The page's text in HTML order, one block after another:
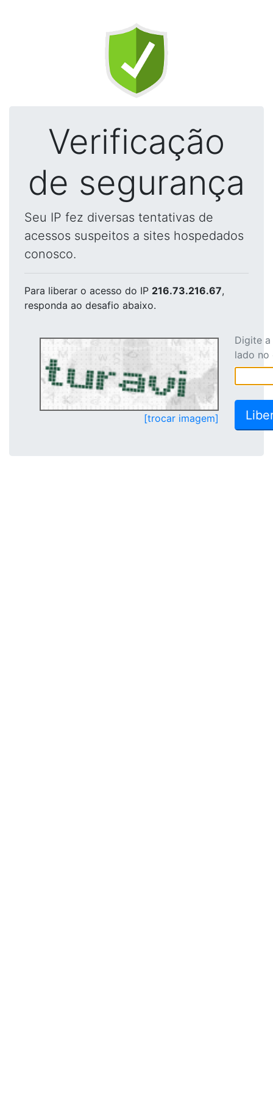
Verificação
de segurança
Seu IP fez diversas tentativas de
acessos suspeitos a sites hospedados
conosco.
Para liberar o acesso do IP 216.73.216.67,
responda ao desafio abaixo.
[trocar imagem]
Digite
lado no